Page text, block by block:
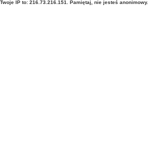
Twoje IP to: 216.73.216.151. Pamiętaj, nie jesteś anonimowy.